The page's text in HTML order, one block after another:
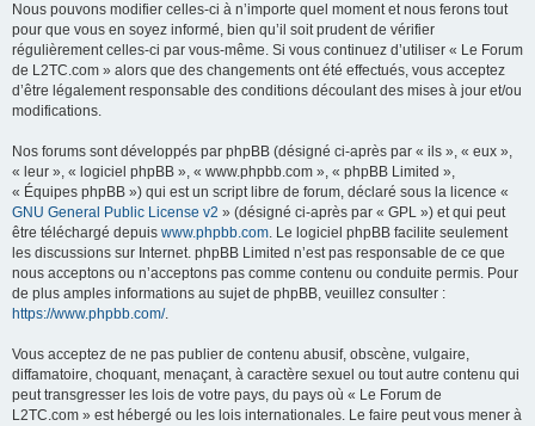
Nous pouvons modifier celles-ci à n’importe quel moment et nous ferons tout
pour que vous en soyez informé, bien qu’il soit prudent de vérifier
régulièrement celles-ci par vous-même. Si vous continuez d’utiliser « Le Forum
de L2TC.com » alors que des changements ont été effectués, vous acceptez
d’être légalement responsable des conditions découlant des mises à jour et/ou
modifications.
Nos forums sont développés par phpBB (désigné ci-après par « ils », « eux »,
« leur », « logiciel phpBB », « www.phpbb.com », « phpBB Limited »,
« Équipes phpBB ») qui est un script libre de forum, déclaré sous la licence «
GNU General Public License v2 » (désigné ci-après par « GPL ») et qui peut
être téléchargé depuis www.phpbb.com. Le logiciel phpBB facilite seulement
les discussions sur Internet. phpBB Limited n’est pas responsable de ce que
nous acceptons ou n’acceptons pas comme contenu ou conduite permis. Pour
de plus amples informations au sujet de phpBB, veuillez consulter :
https://www.phpbb.com/.
Vous acceptez de ne pas publier de contenu abusif, obscène, vulgaire,
diffamatoire, choquant, menaçant, à caractère sexuel ou tout autre contenu qui
peut transgresser les lois de votre pays, du pays où « Le Forum de
L2TC.com » est hébergé ou les lois internationales. Le faire peut vous mener à